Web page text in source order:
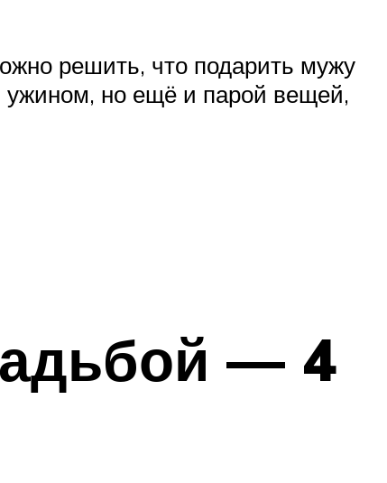
решить, что подарить мужу
ужином, но ещё и парой вещей,
— 4